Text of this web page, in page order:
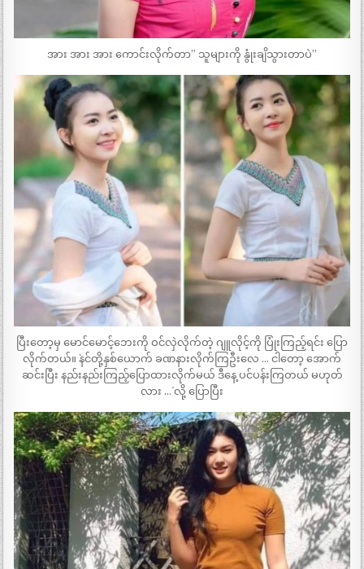
အား အား အား ကောင်းလိုက်တာ” သူများကို နွုံးချိသွားတာပဲ”
ပြီးတော့မှ မောင်မောင့်ဘေးကို ဝင်လှဲလိုက်တဲ့ ဂျူလိုင့်ကို ပြုံးကြည့်ရင်း ပြော
လိုက်တယ်။ `နင်တို့နှစ်ယောက် ခဏနားလိုက်ကြဦးလေ … ငါတော့ အောက်
ဆင်းပြီး နည်းနည်းကြည့်ပြောထားလိုက်မယ် ဒီနေ့ ပင်ပန်းကြတယ် မဟုတ်
လား …´ လို့ ပြောပြီး